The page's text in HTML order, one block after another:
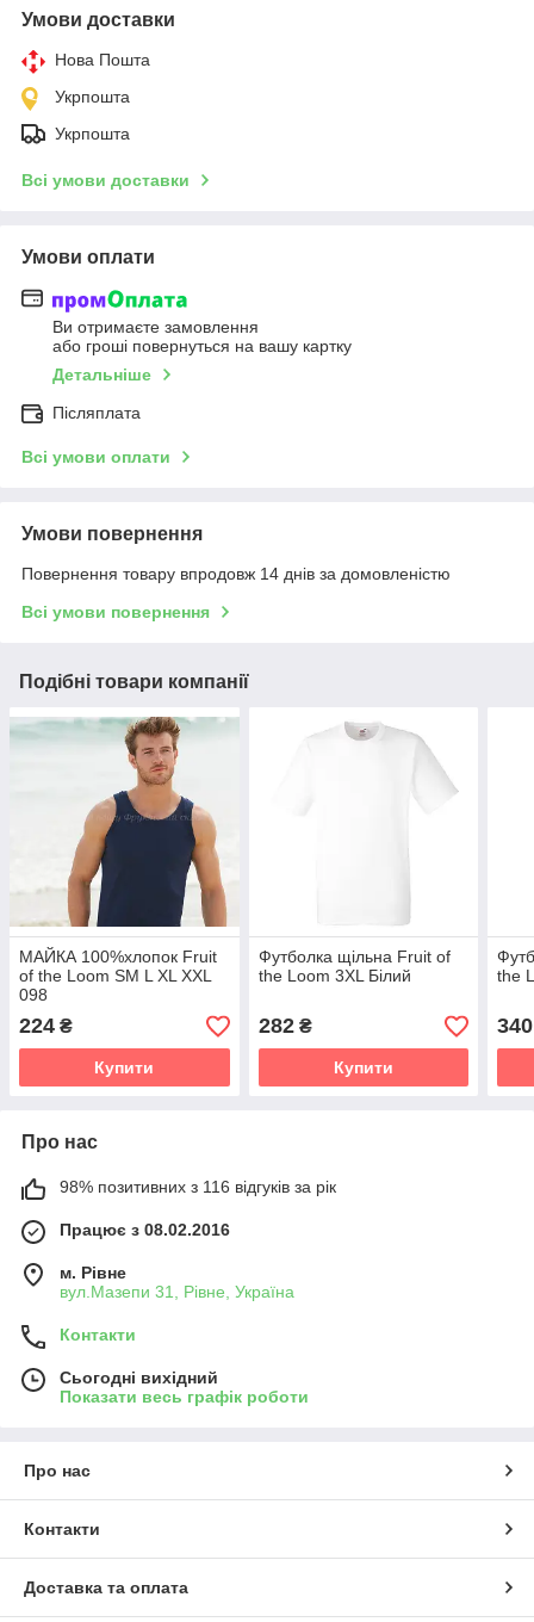
Умови доставки
Нова Пошта
Укрпошта
Укрпошта
Всі умови доставки
Умови оплати
Ви отримаєте замовлення
або гроші повернуться на вашу картку
Детальніше
Післяплата
Всі умови оплати
Умови повернення
Повернення товару впродовж 14 днів за домовленістю
Всі умови повернення
Подібні товари компанії
МАЙКА 100%хлопок Fruit
of the Loom SM L XL XXL
098
224 ₴
Купити
Футболка щільна Fruit of
the Loom 3XL Білий
282₴
Купити
the
340
Про нас
98% позитивних з 116 відгуків за рік
Працює з 08.02.2016
м. Рівне
вул.Мазепи 31, Рівне, Україна
Контакти
Сьогодні вихідний
Показати весь графік роботи
Про нас
Контакти
Доставка та оплата